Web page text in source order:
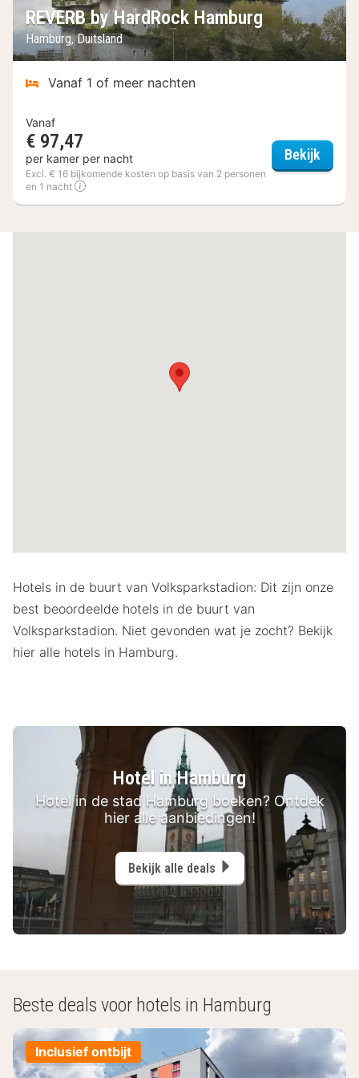
REVERB by HardRock Hamburg
Hamburg, Duitsland
Vanaf 1 of meer nachten
Vanaf
€ 97,47
per kamer per nacht
Excl. € 16 bijkomende kosten op basis van 2 personen
en 1 nacht
Bekijk
Hotels in de buurt van Volksparkstadion: Dit zijn onze
best beoordeelde hotels in de buurt van
Volksparkstadion. Niet gevonden wat je zocht? Bekijk
hier alle hotels in Hamburg.
Hotel in Hamburg
Hotel in de stad Hamburg boeken? Ontdek
hier alle aanbiedingen!
Bekijk alle deals
Beste deals voor hotels in Hamburg
Inclusief ontbijt